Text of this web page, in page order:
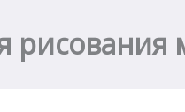
рисования